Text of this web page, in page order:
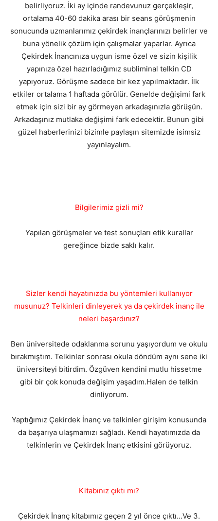
belirliyoruz. İki ay içinde randevunuz gerçekleşir,
ortalama 40-60 dakika arası bir seans görüşmenin
sonucunda uzmanlarımız çekirdek inançlarınızı belirler ve
buna yönelik çözüm için çalışmalar yaparlar. Ayrıca
Çekirdek İnancınıza uygun isme özel ve sizin kişilik
yapınıza özel hazırladığımız subliminal telkin CD
yapıyoruz. Görüşme sadece bir kez yapılmaktadır. İlk
etkiler ortalama 1 haftada görülür. Genelde değişimi fark
etmek için sizi bir ay görmeyen arkadaşınızla görüşün.
Arkadaşınız mutlaka değişimi fark edecektir. Bunun gibi
güzel haberlerinizi bizimle paylaşın sitemizde isimsiz
yayınlayalım.
Bilgilerimiz gizli mi?
Yapılan görüşmeler ve test sonuçları etik kurallar
gereğince bizde saklı kalır.
Sizler kendi hayatınızda bu yöntemleri kullanıyor
musunuz? Telkinleri dinleyerek ya da çekirdek inanç ile
neleri başardınız?
Ben üniversitede odaklanma sorunu yaşıyordum ve okulu
bırakmıştım. Telkinler sonrası okula döndüm aynı sene iki
üniversiteyi bitirdim. Özgüven kendini mutlu hissetme
gibi bir çok konuda değişim yaşadım.Halen de telkin
dinliyorum.
Yaptığımız Çekirdek İnanç ve telkinler girişim konusunda
da başarıya ulaşmamızı sağladı. Kendi hayatımızda da
telkinlerin ve Çekirdek İnanç etkisini görüyoruz.
Kitabınız çıktı mı?
Çekirdek İnanç kitabımız geçen 2 yıl önce çıktı…Ve 3.